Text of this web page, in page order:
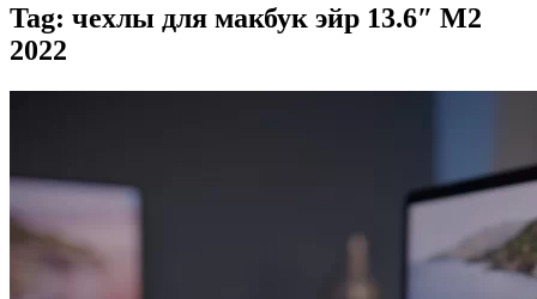
Tag: чехлы для макбук эйр 13.6″ M2
2022